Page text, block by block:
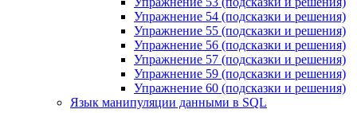
Упражнение 54 (подсказки и решения)
Упражнение 55 (подсказки и решения)
Упражнение 56 (подсказки и решения)
Упражнение 57 (подсказки и решения)
Упражнение 59 (подсказки и решения)
Упражнение 60 (подсказки и решения)
Язык манипуляции данными в SQL